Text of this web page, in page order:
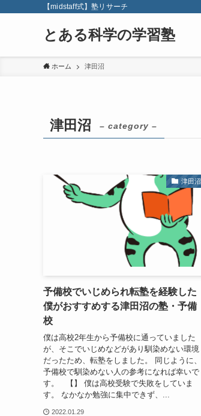
【midstaff式】塾リサーチ
とある科学の学習塾
ホーム 津田沼
津田沼 – category –
津田沼
予備校でいじめられ転塾を経験した
僕がおすすめする津田沼の塾・予備
校
僕は高校2年生から予備校に通っていました
が、そこでいじめなどがあり馴染めない環境
だったため、転塾をしました。 同じように、
予備校で馴染めない人の参考になれば幸いで
す。 【】 僕は高校受験で失敗をしていま
す。 なかなか勉強に集中できず、...
2022.01.29